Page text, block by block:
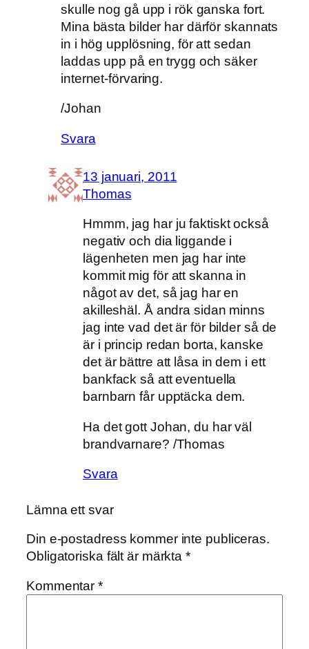
skulle nog gå upp i rök ganska fort.
Mina bästa bilder har därför skannats
in i hög upplösning, för att sedan
laddas upp på en trygg och säker
internet-förvaring.
/Johan
Svara
13 januari, 2011
Thomas
Hmmm, jag har ju faktiskt också
negativ och dia liggande i
lägenheten men jag har inte
kommit mig för att skanna in
något av det, så jag har en
akilleshäl. Å andra sidan minns
jag inte vad det är för bilder så de
är i princip redan borta, kanske
det är bättre att låsa in dem i ett
bankfack så att eventuella
barnbarn får upptäcka dem.
Ha det gott Johan, du har väl
brandvarnare? /Thomas
Svara
Lämna ett svar
Din e-postadress kommer inte publiceras.
Obligatoriska fält är märkta*
Kommentar*